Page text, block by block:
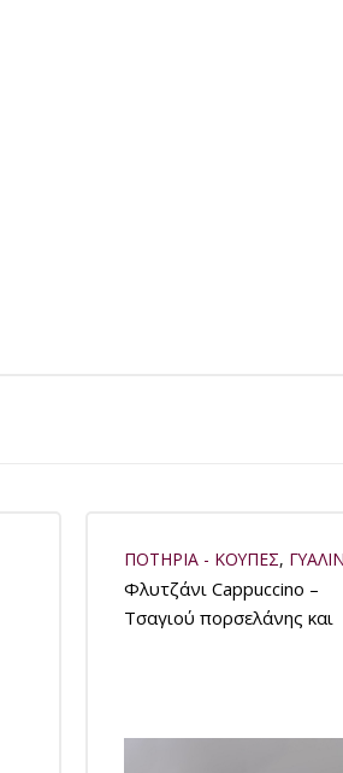
ΠΟΤΗΡΙΑ - ΚΟΥΠΕΣ,
Φλυτζάνι Cappuccino –
Τσαγιού πορσελάνης και